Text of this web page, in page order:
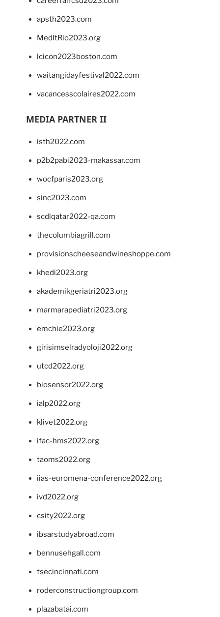
apsth2023.com
MedItRio2023.org
lcicon2023boston.com
waitangidayfestival2022.com
vacancesscolaires2022.com
MEDIA PARTNER II
isth2022.com
p2b2pabi2023-makassar.com
wocfparis2023.org
sinc2023.com
scdlqatar2022-qa.com
thecolumbiagrill.com
provisionscheeseandwineshoppe.com
khedi2023.org
akademikgeriatri2023.org
marmarapediatri2023.org
emchie2023.org
girisimselradyoloji2022.org
utcd2022.org
biosensor2022.org
ialp2022.org
klivet2022.org
ifac-hms2022.org
taoms2022.org
iias-euromena-conference2022.org
ivd2022.org
csity2022.org
ibsarstudyabroad.com
bennusehgall.com
tsecincinnati.com
roderconstructiongroup.com
plazabatai.com